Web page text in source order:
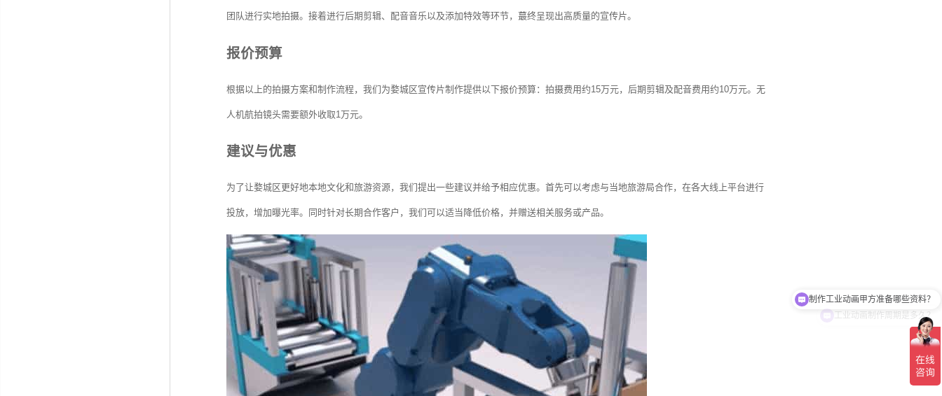
团队进行实地拍摄。接着进行后期剪辑、配音音乐以及添加特效等环节，蕞终呈现出高质量的宣传片。
报价预算
根据以上的拍摄方案和制作流程，我们为婺城区宣传片制作提供以下报价预算：拍摄费用约15万元，后期剪辑及配音费用约10万元。无
人机航拍镜头需要额外收取1万元。
建议与优惠
为了让婺城区更好地本地文化和旅游资源，我们提出一些建议并给予相应优惠。首先可以考虑与当地旅游局合作，在各大线上平台进行
投放，增加曝光率。同时针对长期合作客户，我们可以适当降低价格，并赠送相关服务或产品。
工业动画制作周期是多久？